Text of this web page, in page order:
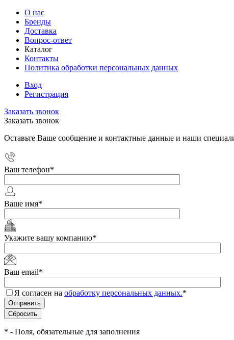
О нас
Бренды
Доставка
Вопрос-ответ
Каталог
Контакты
Политика обработки персональных данных
Вход
Регистрация
Заказать звонок
Заказать звонок
Оставьте Ваше сообщение и контактные данные и наши
Ваш телефон*
Ваше имя*
Укажите вашу компанию*
Ваш email*
Я согласен на обработку персональных данных.*
* - Поля, обязательные для заполнения